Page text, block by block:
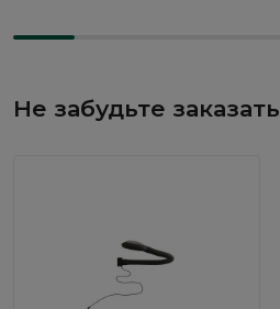
Не забудьте заказать